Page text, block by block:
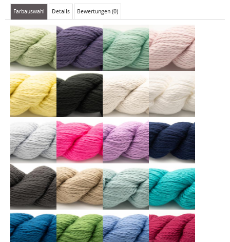
Farbauswahl Details Bewertungen (0)